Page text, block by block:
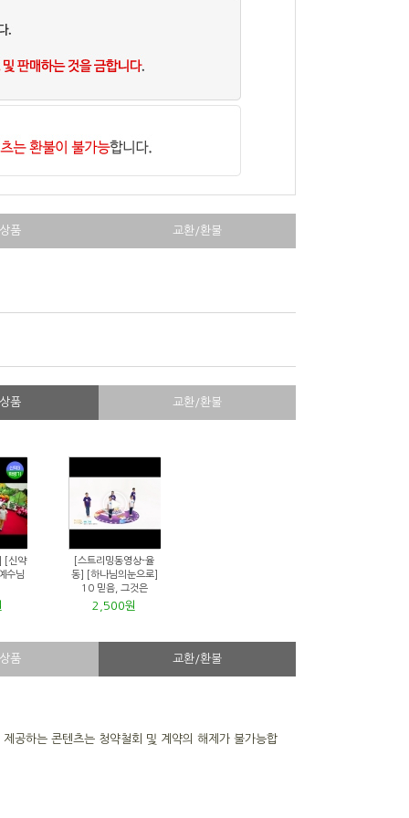
품 교환/환불
품 교환/환불
[신약
수님
[스트리밍동영상-율
동] [하나님의눈으로]
10 믿음, 그것은
2,500원
품 교환/환불
공하는 콘텐츠는 청약철회 및 계약의 해제가 불가능합